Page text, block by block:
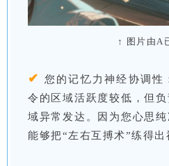
↑ 图片由A
✔
您的记忆力神经协调性
令的区域活跃度较低，但
域异常发达。因为您心思
能够把“左右互搏术”练得出